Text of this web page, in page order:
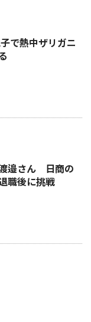
で熱中ザリガニ
邉さん 日商の
職後に挑戦